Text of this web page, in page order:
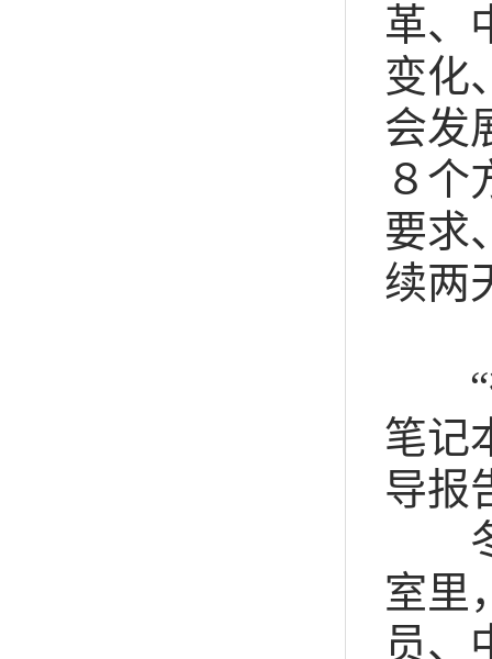
革、
变化
会发
８个
要求
续两
“很
笔记
导报
冬
室里
员、